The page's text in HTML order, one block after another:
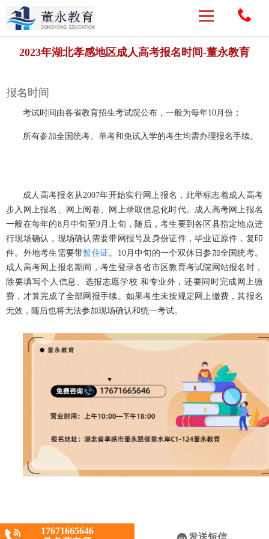
2023年湖北孝感地区成人高考报名时间-董永教育
报名时间
考试时间由各省教育招生考试院公布，一般为每年10月份；
所有参加全国统考、单考和免试入学的考生均需办理报名手续。
成人高考报名从2007年开始实行网上报名，此举标志着成人高考
步入网上报名、网上阅卷、网上录取信息化时代。成人高考网上报名
一般在每年的8月中旬至9月上旬，随后，考生要到各区县指定地点进
行现场确认，现场确认需要带网报号及身份证件，毕业证原件，复印
件。外地考生需要带暂住证。10月中旬的一个双休日参加全国统考。
成人高考网上报名期间，考生登录各省市区教育考试院网站报名时，
除要填写个人信息、选报志愿学校 和专业外，还要同时完成网上缴
费，才算完成了全部网报手续。如果考生未按规定网上缴费，其报名
无效，随后也将无法参加现场确认和统一考试。
CopyRight © 2019 孝感董永教育
17671665646
发送短信